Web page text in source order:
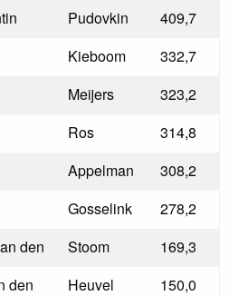
Pudovkin
409,7
Kieboom
332,7
Meijers
323,2
Ros
314,8
Appelman
308,2
Gosselink
278,2
den Stoom
169,3
den Heuvel
150,0